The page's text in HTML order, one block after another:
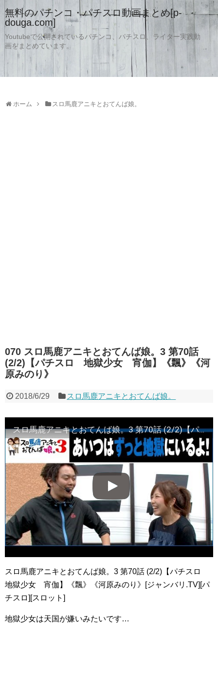
無料のパチンコ・パチスロ動画まとめ[p-
douga.com]
Youtubeで公開されているパチンコ、パチスロ、ライター実践動
画をまとめています。
ホーム スロ馬鹿アニキとおてんば娘。
070 スロ馬鹿アニキとおてんば娘。3 第70話
(2/2)【パチスロ 地獄少女 宵伽】《飄》《河
原みのり》
2018/6/29 スロ馬鹿アニキとおてんば娘。
スロ馬鹿アニキとおてんば娘。3 第70話 (2/2)【パチスロ 地獄少女 宵伽】《飄》《河原みのり》[ジャンバリ.TV][パチスロ][スロット]
スロ馬鹿アニキとおてんば娘。3 第70話 (2/2)【パチスロ
地獄少女 宵伽】《飄》《河原みのり》[ジャンバリ.TV][パ
チスロ][スロット]
地獄少女は天国が嫌いみたいです…